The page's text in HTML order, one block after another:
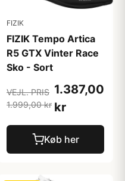
FIZIK
FIZIK Tempo Artica
R5 GTX Vinter Race
Sko - Sort
VEJL. PRIS
1.999,00 kr
1.387,00
kr
Køb her